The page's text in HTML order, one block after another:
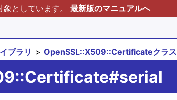
としています。 最新版のマニュアルへ
ブラリ OpenSSL::X509::Certificateクラス